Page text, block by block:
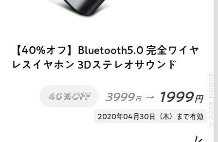
【40%オフ】Bluetooth5.0 完全ワイヤ
レスイヤホン 3Dステレオサウンド
40%OFF 3999 円 1999 円
2020年04月30日（木）まで有効 © 2026 MOOOII.